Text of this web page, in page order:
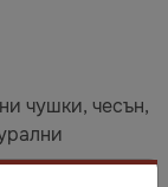
чушки, чесън,